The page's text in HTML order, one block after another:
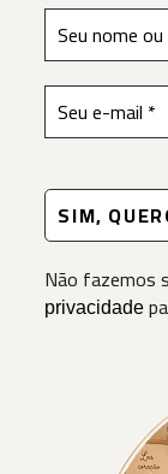
Não fazemos
privacidade